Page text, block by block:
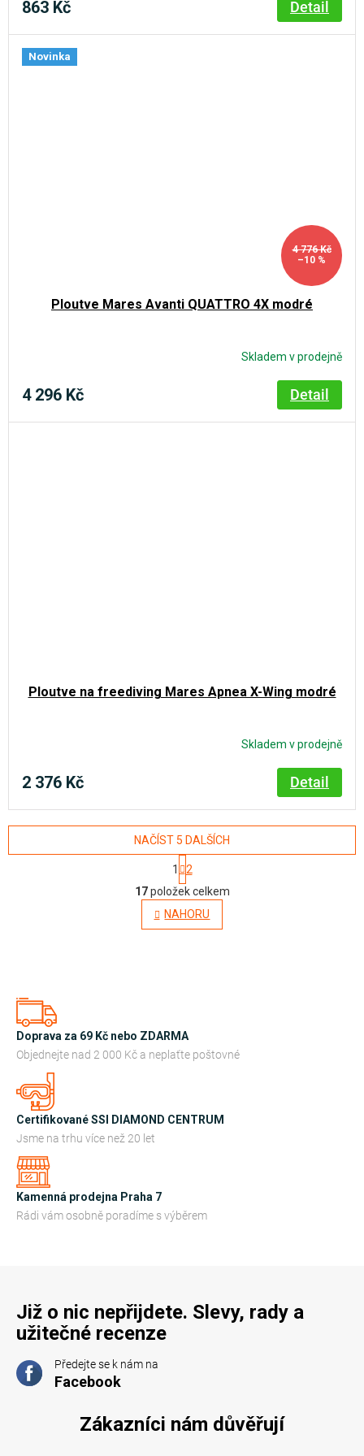
863 Kč Detail
Novinka
4 776 Kč
–10 %
Ploutve Mares Avanti QUATTRO 4X modré
Skladem v prodejně
4 296 Kč Detail
Ploutve na freediving Mares Apnea X-Wing modré
Skladem v prodejně
2 376 Kč Detail
O
v
l
í
p
k
i
NAČÍST 5 DALŠÍCH
S
t
r
á
n
k
1
2
17položek celkem
NAHORU
Doprava za 69 Kč nebo ZDARMA
Objednejte nad 2 000 Kč a neplaťte poštovné
Certifikované SSI DIAMOND CENTRUM
Jsme na trhu více než 20 let
Kamenná prodejna Praha 7
Rádi vám osobně poradíme s výběrem
Již o nic nepřijdete. Slevy, rady a
užitečné recenze
Předejte se k nám na
Facebook
Zákazníci nám důvěřují